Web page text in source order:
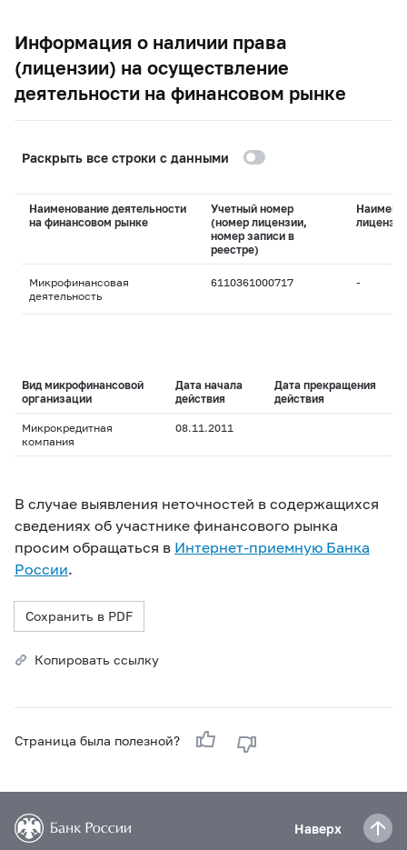
Информация о наличии права
(лицензии) на осуществление
деятельности на финансовом рынке
Раскрыть все строки с данными
Наименование деятельности
на финансовом рынке
Учетный номер
(номер лицензии,
номер записи в
реестре)
лицензии
Микрофинансовая
деятельность
6110361000717 -
Вид микрофинансовой
организации
Дата начала
действия
Дата прекращения
действия
Микрокредитная
компания
08.11.2011
В случае выявления неточностей в содержащихся
сведениях об участнике финансового рынка
просим обращаться в Интернет-приемную Банка
России.
Сохранить в PDF
Копировать ссылку
Страница была полезной?
Наверх